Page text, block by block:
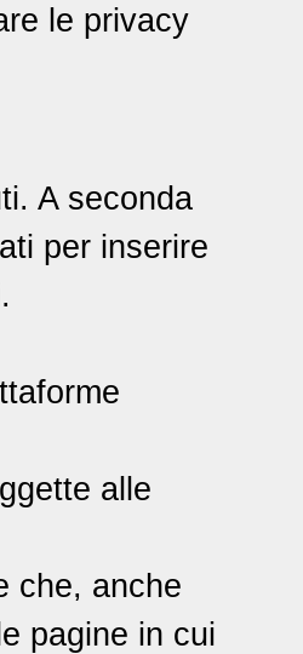
le privacy
A seconda
per inserire
alle
che, anche
pagine in cui